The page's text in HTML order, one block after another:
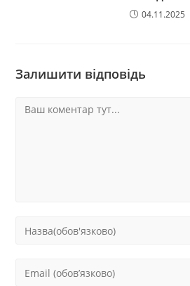
04.11.2025
Залишити відповідь